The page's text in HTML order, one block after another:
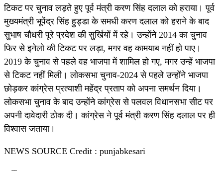
टिकट पर चुनाव लड़ते हुए पूर्व मंत्री करण सिंह दलाल को हराया। पूर्व
मुख्यमंत्री भूपेंद्र सिंह हुड्डा के समधी करण दलाल को हराने के बाद
सुभाष चौधरी पूरे प्रदेश की सुर्खियों में रहे। उन्होंने 2014 का चुनाव
फिर से इनेलो की टिकट पर लड़ा, मगर वह कामयाब नहीं हो पाए।
2019 के चुनाव से पहले वह भाजपा में शामिल हो गए, मगर उन्हें भाजपा
से टिकट नहीं मिली। लोकसभा चुनाव-2024 से पहले उन्होंने भाजपा
छोड़कर कांग्रेस प्रत्याशी महेंद्र प्रताप को अपना समर्थन दिया।
लोकसभा चुनाव के बाद उन्होंने कांग्रेस से पलवल विधानसभा सीट पर
अपनी दावेदारी ठोक दी। कांग्रेस ने पूर्व मंत्री करण सिंह दलाल पर ही
विश्वास जताया।
NEWS SOURCE Credit : punjabkesari